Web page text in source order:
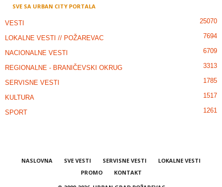
SVE SA URBAN CITY PORTALA
VESTI 25070
LOKALNE VESTI // POŽAREVAC 7694
NACIONALNE VESTI 6709
REGIONALNE - BRANIČEVSKI OKRUG 3313
SERVISNE VESTI 1785
KULTURA 1517
SPORT 1261
NASLOVNA SVE VESTI SERVISNE VESTI
LOKALNE VESTI
PROMO
KONTAKT